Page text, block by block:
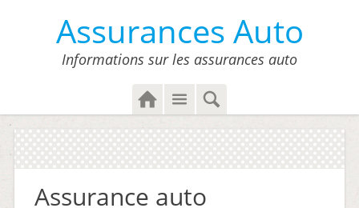
Assurances Auto
Informations sur les assurances auto
H
o
m
e
M
n
u
S
e
a
r
c
Assurance auto